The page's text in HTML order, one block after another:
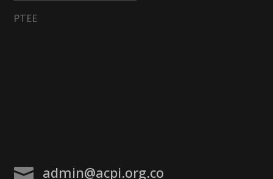
PTEE
 admin@acpi.org.co